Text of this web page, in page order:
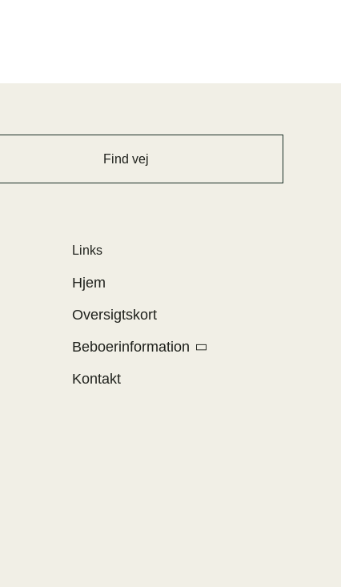
Find vej
Links
Hjem
Oversigtskort
Beboerinformation
Kontakt